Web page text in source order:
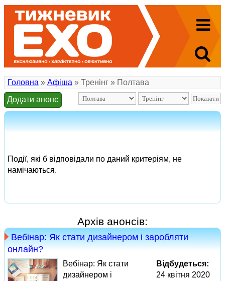
Головна » Афіша » Тренінг » Полтава
Додати анонс
Події, які б відповідали по даний критеріям, не
намічаються.
Архів анонсів:
Вебінар: Як стати дизайнером і заробляти
онлайн?
Вебінар: Як стати
дизайнером і
Відбудеться:
24 квітня 2020